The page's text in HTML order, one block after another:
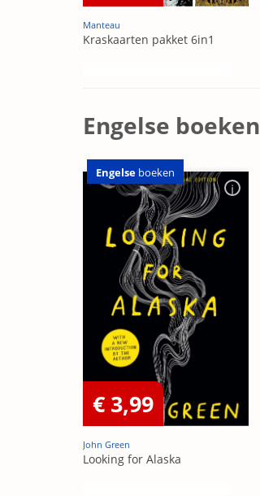
Manteau
Kraskaarten pakket 6in1
Engelse boeken
Engelse boeken
€ 3,99
John Green
Looking for Alaska